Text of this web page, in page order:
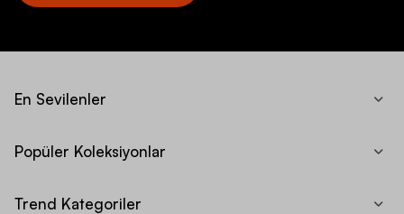
En Sevilenler
Popüler Koleksiyonlar
Trend Kategoriler